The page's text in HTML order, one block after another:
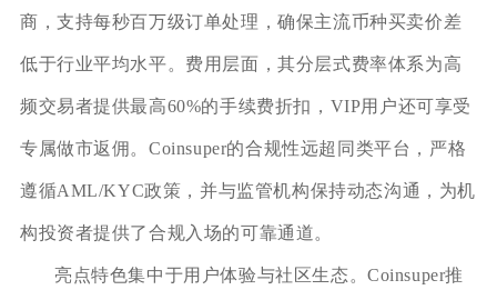
商，支持每秒百万级订单处理，确保主流币种买卖价差
低于行业平均水平。费用层面，其分层式费率体系为高
频交易者提供最高60%的手续费折扣，VIP用户还可享受
专属做市返佣。Coinsuper的合规性远超同类平台，严格
遵循AML/KYC政策，并与监管机构保持动态沟通，为机
构投资者提供了合规入场的可靠通道。
亮点特色集中于用户体验与社区生态。Coinsuper推